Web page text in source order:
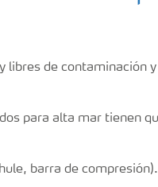
libres de contaminación
para alta mar tienen
barra de compresión).